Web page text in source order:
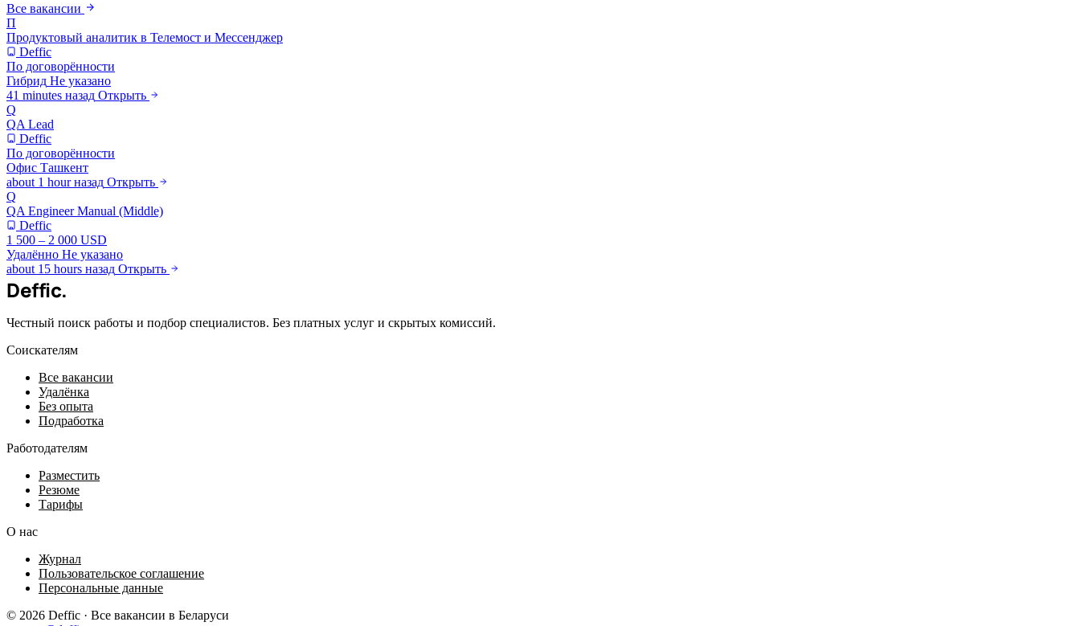
Все вакансии
П
Продуктовый аналитик в Телемост и Мессенджер
Deffic
По договорённости
Гибрид Не указано
41 minutes назад Открыть
Q
QA Lead
Deffic
По договорённости
Офис Ташкент
about 1 hour назад Открыть
Q
QA Engineer Manual (Middle)
Deffic
1 500 – 2 000 USD
Удалённо Не указано
about 15 hours назад Открыть
Deffic.
Честный поиск работы и подбор специалистов. Без платных услуг и скрытых комиссий.
Соискателям
Все вакансии
Удалёнка
Без опыта
Подработка
Работодателям
Разместить
Резюме
Тарифы
О нас
Журнал
Пользовательское соглашение
Персональные данные
© 2026 Deffic · Все вакансии в Беларуси